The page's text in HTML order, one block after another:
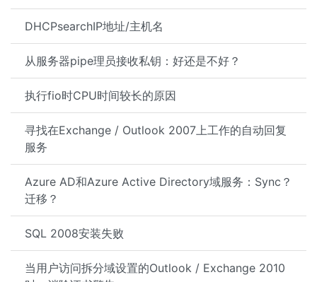
DHCPsearchIP地址/主机名
从服务器pipe理员接收私钥：好还是不好？
执行fio时CPU时间较长的原因
寻找在Exchange / Outlook 2007上工作的自动回复
服务
Azure AD和Azure Active Directory域服务：Sync？
迁移？
SQL 2008安装失败
当用户访问拆分域设置的Outlook / Exchange 2010